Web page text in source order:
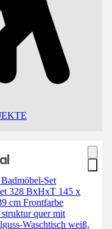
Set
328 BxHxT 145 x
cm Frontfarbe
struktur quer mit
Waschtisch weiß,